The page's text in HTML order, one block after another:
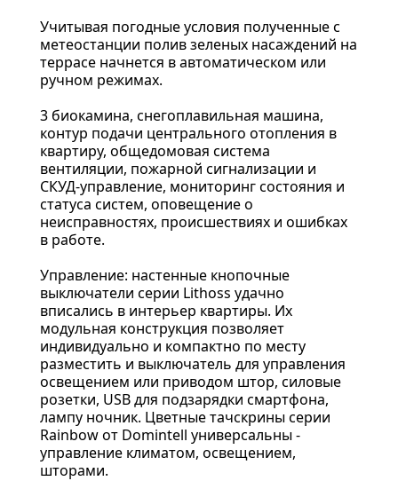
Учитывая погодные условия полученные с
метеостанции полив зеленых насаждений на
террасе начнется в автоматическом или
ручном режимах.
3 биокамина, снегоплавильная машина,
контур подачи центрального отопления в
квартиру, общедомовая система
вентиляции, пожарной сигнализации и
СКУД-управление, мониторинг состояния и
статуса систем, оповещение о
неисправностях, происшествиях и ошибках
в работе.
Управление: настенные кнопочные
выключатели серии Lithoss удачно
вписались в интерьер квартиры. Их
модульная конструкция позволяет
индивидуально и компактно по месту
разместить и выключатель для управления
освещением или приводом штор, силовые
розетки, USB для подзарядки смартфона,
лампу ночник. Цветные тачскрины серии
Rainbow от Domintell универсальны -
управление климатом, освещением,
шторами.